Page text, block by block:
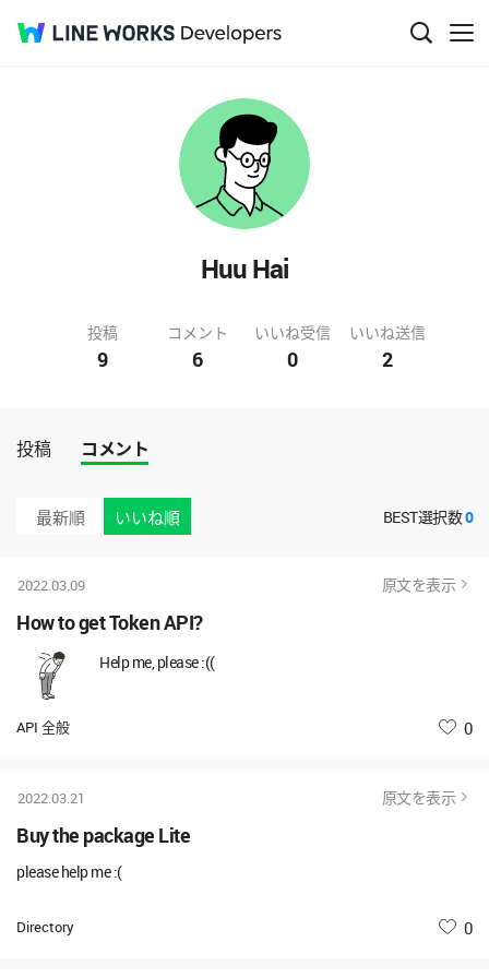
Huu Hai
投稿
9
コメント
6
いいね受信
0
いいね送信
2
投稿 コメント
最新順 いいね順 BEST選択数0
原文を表示
How to get Token API?
Help me, please :((
API 全般
2022.03.09
いいね
0
原文を表示
Buy the package Lite
please help me :(
Directory
2022.03.21
いいね
0